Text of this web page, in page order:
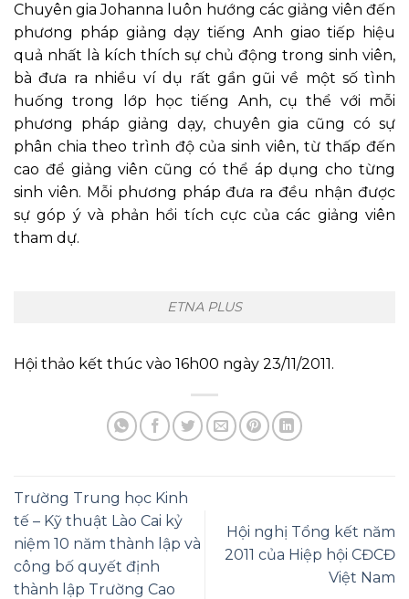
Chuyên gia Johanna luôn hướng các giảng viên đến
phương pháp giảng dạy tiếng Anh giao tiếp hiệu
quả nhất là kích thích sự chủ động trong sinh viên,
bà đưa ra nhiều ví dụ rất gần gũi về một số tình
huống trong lớp học tiếng Anh, cụ thể với mỗi
phương pháp giảng dạy, chuyên gia cũng có sự
phân chia theo trình độ của sinh viên, từ thấp đến
cao để giảng viên cũng có thể áp dụng cho từng
sinh viên. Mỗi phương pháp đưa ra đều nhận được
sự góp ý và phản hồi tích cực của các giảng viên
tham dự.
ETNA PLUS
Hội thảo kết thúc vào 16h00 ngày 23/11/2011.
Trường Trung học Kinh
tế – Kỹ thuật Lào Cai kỷ
niệm 10 năm thành lập và
công bố quyết định
thành lập Trường Cao
Hội nghị Tổng kết năm
2011 của Hiệp hội CĐCĐ
Việt Nam